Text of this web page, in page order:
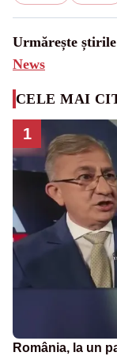
Urmărește
News
CELE MAI
1
România, la un